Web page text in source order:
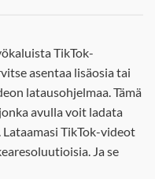
TikTok-
asentaa lisäosia tai
latausohjelmaa. Tämä
avulla voit ladata
TikTok-videot
Ja se